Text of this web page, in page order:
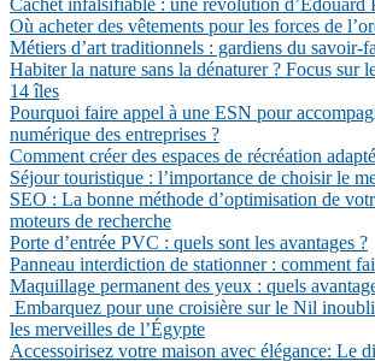
Cachet infalsifiable : une révolution d’Edouard
Où acheter des vêtements pour les forces de
Métiers d’art traditionnels : gardiens du savoir-
Habiter la nature sans la dénaturer ? Focus sur
14 îles
Pourquoi faire appel à une ESN pour
numérique des entreprises ?
Comment créer des espaces de récréation
Séjour touristique : l’importance de choisir le
SEO : La bonne méthode d’optimisation de
moteurs de recherche
Porte d’entrée PVC : quels sont les avantages ?
Panneau interdiction de stationner : comment
Maquillage permanent des yeux : quels
Embarquez pour une croisière sur le Nil
les merveilles de l’Égypte
Accessoirisez votre maison avec élégance: Le